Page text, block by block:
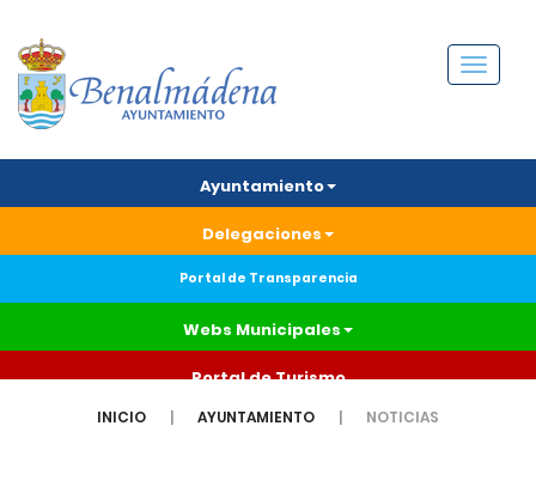
Menú
Ayuntamiento
Delegaciones
Portal de Transparencia
Webs Municipales
Portal de Turismo
INICIO AYUNTAMIENTO NOTICIAS